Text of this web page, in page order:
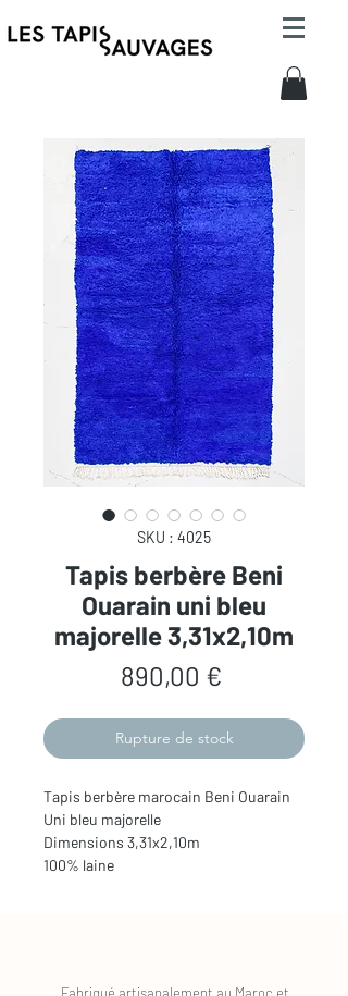
SKU : 4025
Tapis berbère Beni
Ouarain uni bleu
majorelle 3,31x2,10m
890,00 €
Rupture de stock
Tapis berbère marocain Beni Ouarain
Uni bleu majorelle
Dimensions 3,31x2,10m
100% laine